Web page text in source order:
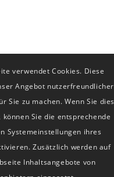
verwendet Cookies. Diese
Angebot nutzerfreundlicher
Sie zu machen. Wenn Sie dies
können Sie die entsprechende
Systemeinstellungen ihres
Zusätzlich werden auf
Inhaltsangebote von